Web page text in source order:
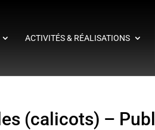
ACTIVITÉS & RÉALISATIONS
(calicots) –